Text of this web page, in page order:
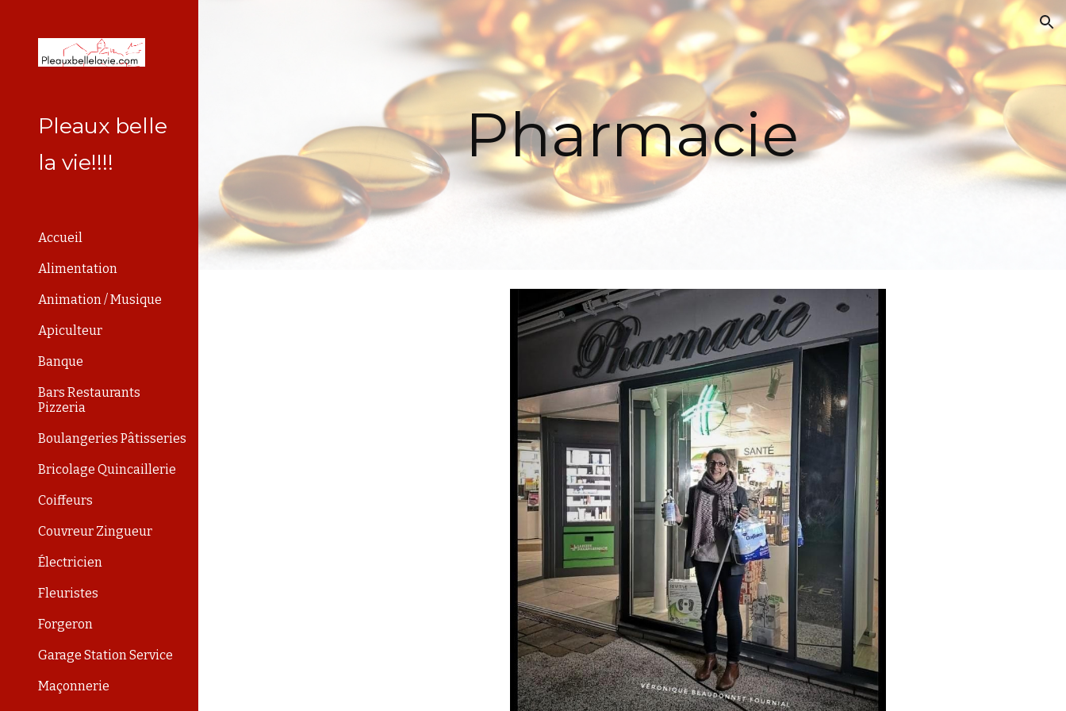
Skip to navigation
Pleaux belle
la vie!!!!
Accueil
Alimentation
Animation / Musique
Apiculteur
Banque
Bars Restaurants
Pizzeria
Boulangeries Pâtisseries
Bricolage Quincaillerie
Coiffeurs
Couvreur Zingueur
Électricien
Fleuristes
Forgeron
Garage Station Service
Maçonnerie
Pharmacie